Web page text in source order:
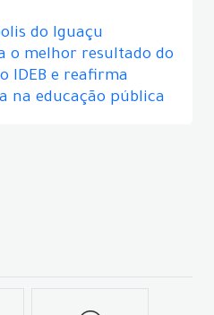
do Iguaçu
o melhor resultado do
IDEB e reafirma
na educação pública